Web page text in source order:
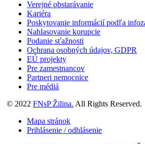
Verejné obstarávanie
Kariéra
Poskytovanie informácií podľa
Nahlasovanie korupcie
Podanie sťažnosti
Ochrana osobných údajov, GDPR
EÚ projekty
Pre zamestnancov
Partneri nemocnice
Pre médiá
© 2022 FNsP Žilina. All Rights Reserved.
Mapa stránok
Prihlásenie / odhlásenie